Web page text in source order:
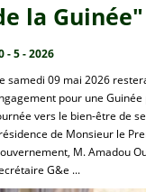
la Guinée"
- 5 - 2026
samedi 09 mai 2026
pour une
vers le bien-être de
de Monsieur le
M. Amadou
G&e ...